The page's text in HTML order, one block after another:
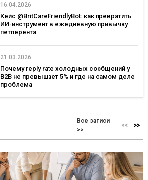
16.04.2026
Кейс @BritCareFriendlyBot: как превратить
ИИ-инструмент в ежедневную привычку
петперента
21.03.2026
Почему reply rate холодных сообщений у
B2B не превышает 5% и где на самом деле
проблема
Все записи
>>